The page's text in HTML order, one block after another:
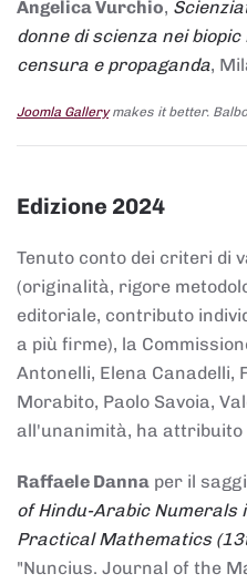
Angelica Vurchio,
donne di scienza nei
censura e propaganda,
Joomla Gallerymakes it better.
Edizione 2024
Tenuto conto dei criteri di
(originalità, rigore
editoriale, contributo
a più firme), la
Antonelli, Elena Canadelli,
Morabito, Paolo Savoia,
all'unanimità, ha attribuito
Raffaele Danna per il
of Hindu-Arabic Numerals
Practical Mathematics
"Nuncius. Journal of the